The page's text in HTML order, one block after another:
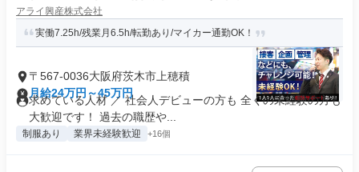
アライ興産株式会社
実働7.25h/残業月6.5h/転勤あり/マイカー通勤OK！
〒567-0036大阪府茨木市上穂積
月給24万円～45万円
求めている人材 ／ 社会人デビューの方も 全くの未経験の方も
大歓迎です！ 過去の職歴や...
制服あり 業界未経験歓迎 +16個